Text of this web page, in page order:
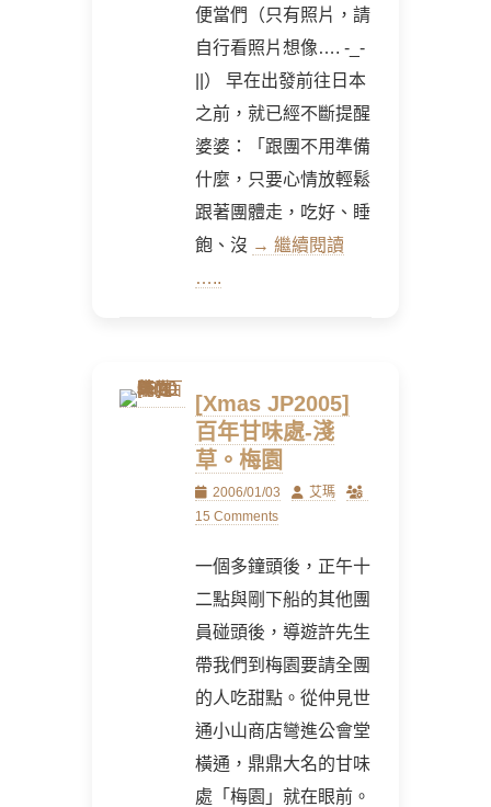
便當們（只有照片，請
自行看照片想像…. -_-
||） 早在出發前往日本
之前，就已經不斷提醒
婆婆：「跟團不用準備
什麼，只要心情放輕鬆
跟著團體走，吃好、睡
飽、沒 → 繼續閱讀
…..
[Xmas JP2005]
百年甘味處-淺
草。梅園
Posted
on
2006/01/03 Author
艾瑪
15 Comments
一個多鐘頭後，正午十
二點與剛下船的其他團
員碰頭後，導遊許先生
帶我們到梅園要請全團
的人吃甜點。從仲見世
通小山商店彎進公會堂
橫通，鼎鼎大名的甘味
處「梅園」就在眼前。